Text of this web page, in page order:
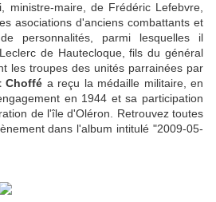
ministre-maire, de Frédéric Lefebvre,
asociations d'anciens combattants et
personnalités, parmi lesquelles il
de Hautecloque, fils du général
les troupes des unités parrainées par
Choffé a reçu la médaille militaire, en
en 1944 et sa participation
de l'île d'Oléron. Retrouvez toutes
dans l'album intitulé "2009-05-